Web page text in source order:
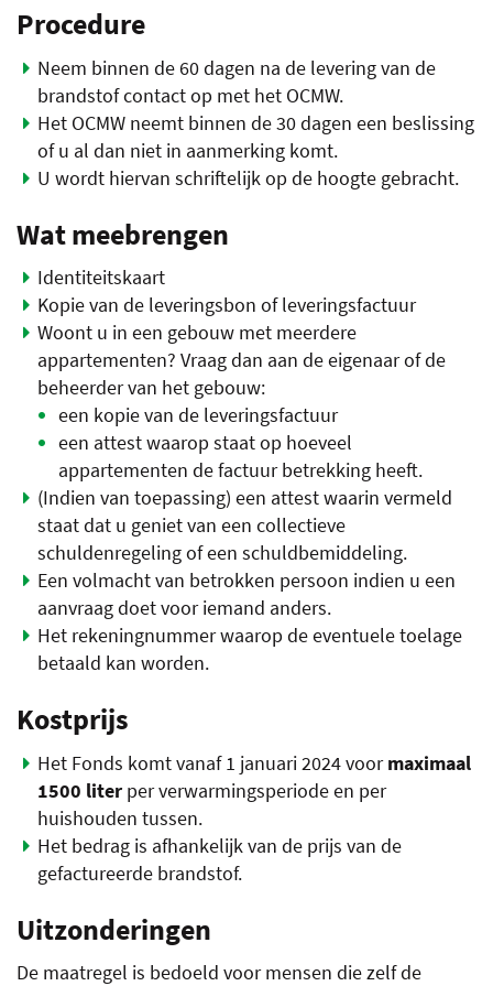
Procedure
Neem binnen de 60 dagen na de levering van de
brandstof contact op met het OCMW.
Het OCMW neemt binnen de 30 dagen een beslissing
of u al dan niet in aanmerking komt.
U wordt hiervan schriftelijk op de hoogte gebracht.
Wat meebrengen
Identiteitskaart
Kopie van de leveringsbon of leveringsfactuur
Woont u in een gebouw met meerdere
appartementen? Vraag dan aan de eigenaar of de
beheerder van het gebouw:
een kopie van de leveringsfactuur
een attest waarop staat op hoeveel
appartementen de factuur betrekking heeft.
(Indien van toepassing) een attest waarin vermeld
staat dat u geniet van een collectieve
schuldenregeling of een schuldbemiddeling.
Een volmacht van betrokken persoon indien u een
aanvraag doet voor iemand anders.
Het rekeningnummer waarop de eventuele toelage
betaald kan worden.
Kostprijs
Het Fonds komt vanaf 1 januari 2024 voormaximaal
1500 liter per verwarmingsperiode en per
huishouden tussen.
Het bedrag is afhankelijk van de prijs van de
gefactureerde brandstof.
Uitzonderingen
De maatregel is bedoeld voor mensen die zelf de